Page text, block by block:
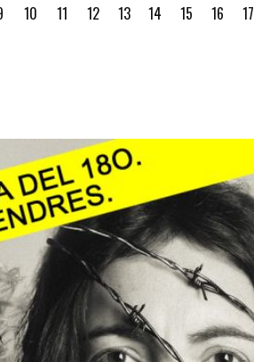
10
11
12
13
14
15
16
17